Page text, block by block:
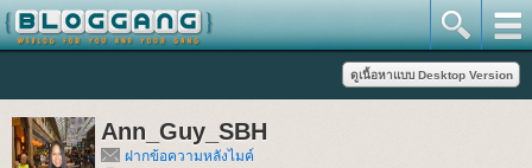
Ann_Guy_SBH
ฝากข้อความหลังไมค์